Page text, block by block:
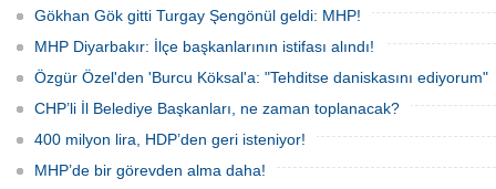
Isparta İl Başkanlığı görevine Osman
Gülay'ın atandığını açıkladı.
adım atmıyoruz" ifadeleriyle yanıt verdi.
Gökhan Gök gitti Turgay Şengönül geldi: MHP!
MHP Diyarbakır: İlçe başkanlarının istifası alındı!
Özgür Özel'den 'Burcu Köksal'a: "Tehditse daniskasını ediyorum"
CHP’li İl Belediye Başkanları, ne zaman toplanacak?
400 milyon lira, HDP’den geri isteniyor!
MHP’de bir görevden alma daha!